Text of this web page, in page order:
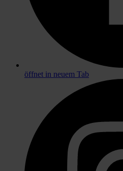
öffnet in neuem Tab